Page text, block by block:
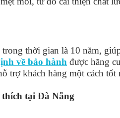
thời gian là 10 năm,
về bảo hành được hãng
trợ khách hàng một cách tốt
tại Đà Nẵng